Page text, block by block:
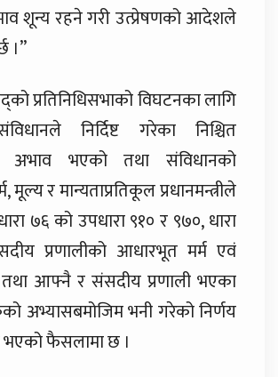
शून्य रहने गरी उत्प्रेषणको आदेशले
।”
प्रतिनिधिसभाको विघटनका लागि
निर्दिष्ट गरेका निश्चित
अभाव भएको तथा संविधानको
र मान्यताप्रतिकूल प्रधानमन्त्रीले
७६ को उपधारा ९१० र ९७०, धारा
प्रणालीको आधारभूत मर्म एवं
तथा आफ्नै र संसदीय प्रणाली भएका
अभ्यासबमोजिम भनी गरेको निर्णय
फैसलामा छ ।